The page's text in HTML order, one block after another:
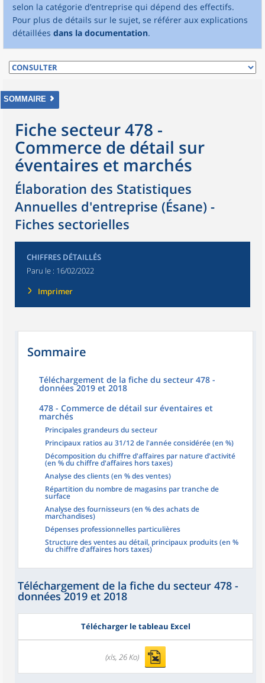
selon la catégorie d’entreprise qui dépend des effectifs.
Pour plus de détails sur le sujet, se référer aux explications
détaillées dans la documentation.
SOMMAIRE
Fiche secteur 478 -
Commerce de détail sur
éventaires et marchés
Élaboration des Statistiques
Annuelles d'entreprise (Ésane) -
Fiches sectorielles
CHIFFRES DÉTAILLÉS
Paru le : 16/02/2022
Imprimer
Sommaire
Téléchargement de la fiche du secteur 478 -
données 2019 et 2018
478 - Commerce de détail sur éventaires et
marchés
Principales grandeurs du secteur
Principaux ratios au 31/12 de l'année considérée (en %)
Décomposition du chiffre d'affaires par nature d'activité
(en % du chiffre d'affaires hors taxes)
Analyse des clients (en % des ventes)
Répartition du nombre de magasins par tranche de
surface
Analyse des fournisseurs (en % des achats de
marchandises)
Dépenses professionnelles particulières
Structure des ventes au détail, principaux produits (en %
du chiffre d'affaires hors taxes)
Téléchargement de la fiche du secteur 478 -
données 2019 et 2018
Télécharger le tableau Excel
(xls, 26 Ko)